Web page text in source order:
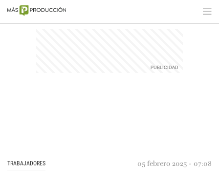
TRABAJADORES 05 febrero 2025 - 07:08